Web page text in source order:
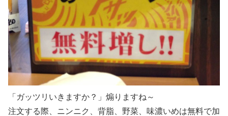
「ガッツリいきますか？」煽りますね～
注文する際、ニンニク、背脂、野菜、味濃いめは無料で加